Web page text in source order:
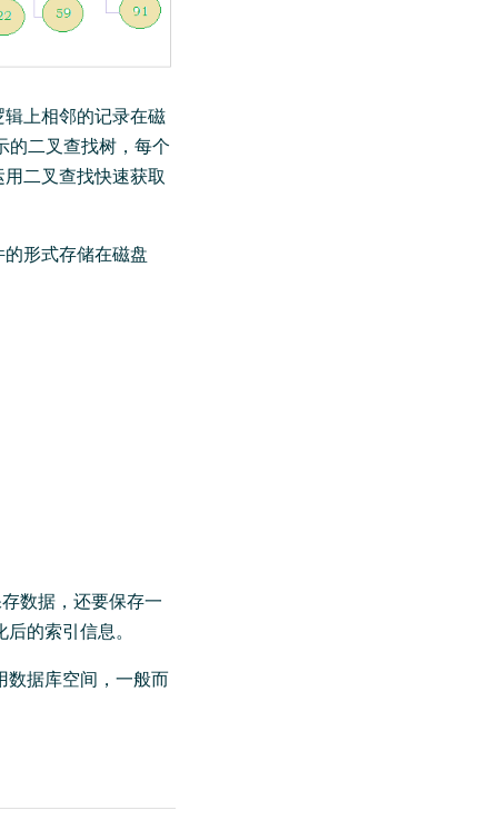
上相邻的记录在磁
的二叉查找树，每个
二叉查找快速获取
形式存储在磁盘
数据，还要保存一
的索引信息。
数据库空间，一般而